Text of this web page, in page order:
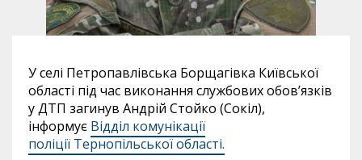
У селі Петропавлівська Борщагівка Київської
області під час виконання службових обов’язків
у ДТП загинув Андрій Стойко (Сокіл),
інформує Відділ комунікації
поліції Тернопільської області.